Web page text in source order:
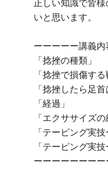
正しい知識で皆
いと思います。
ーーーーー講義
「捻挫の種類」
「捻挫で損傷する
「捻挫したら足
「経過」
「エクササイズの
「テーピング実技
「テーピング実
ーーーーーーー